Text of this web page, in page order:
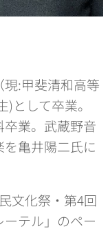
:甲斐清和高等
として卒業。
業。武蔵野音
亀井陽二氏に
文化祭・第4回
テル」のペー